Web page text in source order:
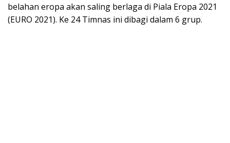
belahan eropa akan saling berlaga di Piala Eropa 2021
(EURO 2021). Ke 24 Timnas ini dibagi dalam 6 grup.